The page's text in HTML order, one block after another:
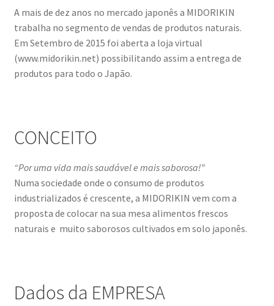
calculo
CALENDÁDIO DE FERIADO DE FINAL DE ANO
Como comprar
Contato
filtro
Home default
Home default red
Mandioca fresca descascada congelada 800g
A mais de dez anos no mercado japonês a MIDORIKIN
trabalha no segmento de vendas de produtos naturais.
Em Setembro de 2015 foi aberta a loja virtual
(www.midorikin.net) possibilitando assim a entrega de
produtos para todo o Japão.
CONCEITO
“Por uma vida mais saudável e mais saborosa!”
Numa sociedade onde o consumo de produtos
industrializados é crescente, a MIDORIKIN vem com a
proposta de colocar na sua mesa alimentos frescos
naturais e muito saborosos cultivados em solo japonês.
Dados da EMPRESA